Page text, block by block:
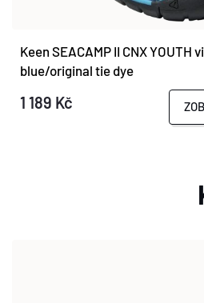
Keen SEACAMP II CNX YOUTH
blue/original tie dye
1 189 Kč